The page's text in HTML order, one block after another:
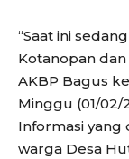
“Saat ini
Kotanopan dan
AKBP Bagus
Minggu (01/02/
Informasi yang
warga Desa